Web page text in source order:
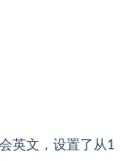
英文，设置了从1